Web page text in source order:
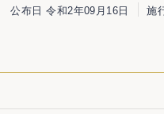
公布日 令和2年09月16日 施